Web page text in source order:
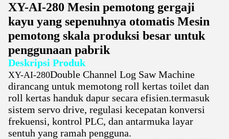
XY-AI-280 Mesin pemotong gergaji
kayu yang sepenuhnya otomatis Mesin
pemotong skala produksi besar untuk
penggunaan pabrik
Deskripsi Produk
XY-AI-280Double Channel Log Saw Machine
dirancang untuk memotong roll kertas toilet dan
roll kertas handuk dapur secara efisien.termasuk
sistem servo drive, regulasi kecepatan konversi
frekuensi, kontrol PLC, dan antarmuka layar
sentuh yang ramah pengguna.